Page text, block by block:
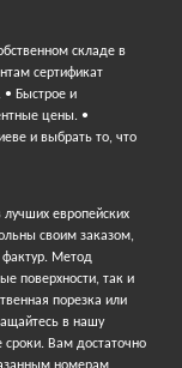
складе в
сертификат
• Быстрое и
цены. •
и выбрать то, что
европейских
своим заказом,
Метод
поверхности, так и
порезка или
в нашу
Вам достаточно